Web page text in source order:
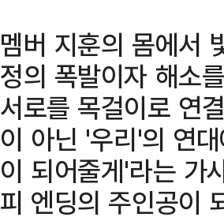
멤버 지훈의 몸에서
정의 폭발이자 해소
서로를 목걸이로 연
이 아닌 '우리'의 연
이 되어줄게'라는 가
피 엔딩의 주인공이